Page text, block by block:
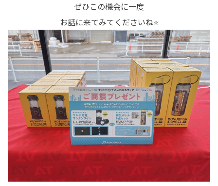
ぜひこの機会に一度
お話に来てみてくださいね⭐